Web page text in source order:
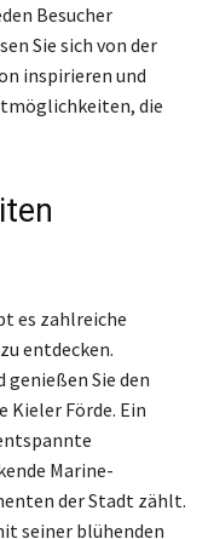
Besucher
Sie sich von der
inspirieren und
die
es zahlreiche
zu entdecken.
genießen Sie den
Kieler Förde. Ein
Marine-
der Stadt zählt.
seiner blühenden